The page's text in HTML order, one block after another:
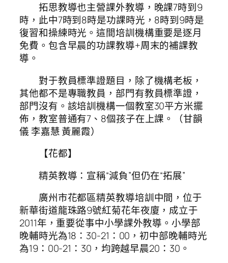
拓思教導也主營課外教導，晚課7時到9
時，此中7時到8時是功課時光，8時到9時是
復習和操練時光。這間培訓機構重要是逐月
免費。包含早晨的功課教導+周末的補課教
導。
對于教員標準證題目，除了機構老板，
其他都不是專職教員，部門有教員標準證，
部門沒有。該培訓機構一個教室30平方米擺
佈，教室普通有7、8個孩子在上課。（甘韻
儀 李嘉慧 黃麗霞）
【花都】
精英教導：宣稱“減負”但仍在“拓展”
廣州市花都區精英教導培訓中間，位于
新華街道龍珠路9號紅菊花年夜廈，成立于
2011年，重要從事中小學課外教導。小學部
晚輔時光為18：30-21：00，初中部晚輔時光
為19：00-21：30，均跨越早晨20：30。